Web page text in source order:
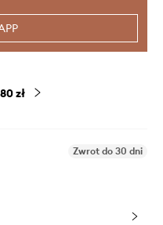
zł
Zwrot do 30 dni